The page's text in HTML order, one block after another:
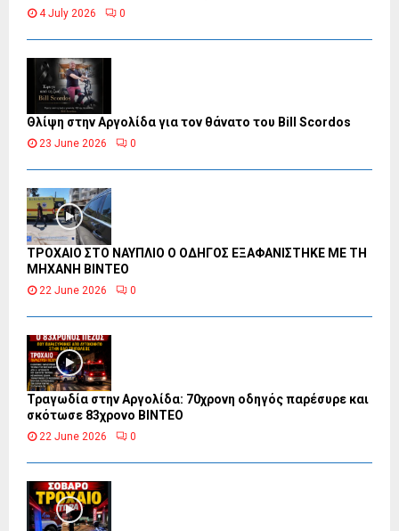
4 July 2026 0
Θλίψη στην Αργολίδα για τον θάνατο του Bill Scordos
23 June 2026 0
ΤΡΟΧΑΙΟ ΣΤΟ ΝΑΥΠΛΙΟ Ο ΟΔΗΓΟΣ ΕΞΑΦΑΝΙΣΤΗΚΕ ΜΕ ΤΗ
ΜΗΧΑΝΗ ΒΙΝΤΕΟ
22 June 2026 0
Τραγωδία στην Αργολίδα: 70χρονη οδηγός παρέσυρε και
σκότωσε 83χρονο ΒΙΝΤΕΟ
22 June 2026 0